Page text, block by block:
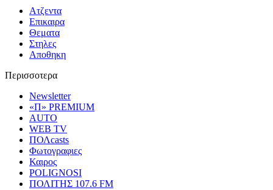
Ατζεντα
Επικαιρα
Θεματα
Στηλες
Αποθηκη
Περισσοτερα
Newsletter
«Π» PREMIUM
AUTO
WEB TV
ΠΟΛcasts
Φωτογραφιες
Καιρος
POLIGNOSI
ΠΟΛΙΤΗΣ 107.6 FM